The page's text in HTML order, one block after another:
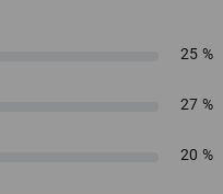
25 %
27 %
20 %